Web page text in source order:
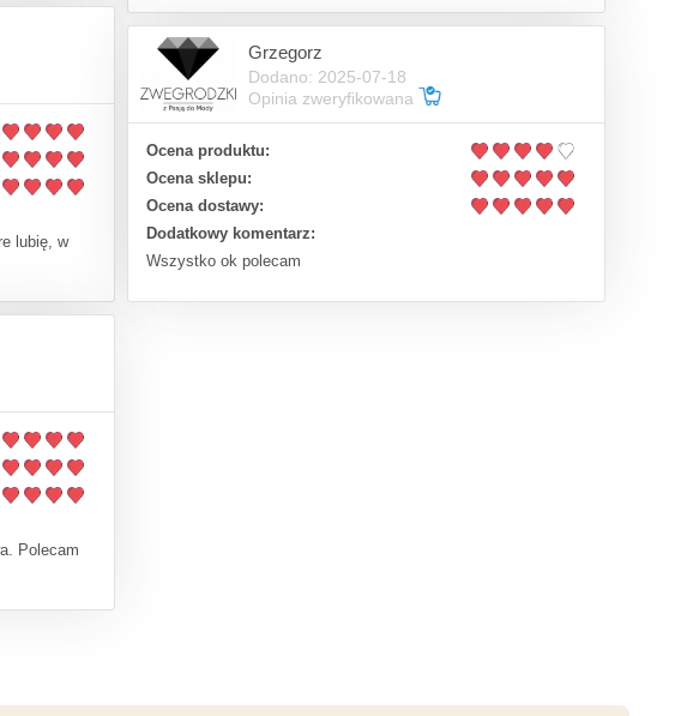
lubię, w
Grzegorz
Dodano: 2025-07-18
Opinia zweryfikowana
Ocena produktu:
Ocena sklepu:
Ocena dostawy:
Dodatkowy komentarz:
Wszystko ok polecam
Polecam